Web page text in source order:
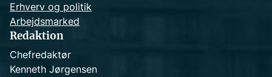
Erhverv og politik
Arbejdsmarked
Redaktion
Chefredaktør
Kenneth Jørgensen